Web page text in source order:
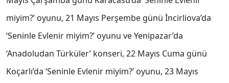
miyim?’ oyunu, 21 Mayıs Perşembe günü İncirliova’da
‘Seninle Evlenir miyim?’ oyunu ve Yenipazar’da
‘Anadoludan Türküler’ konseri, 22 Mayıs Cuma günü
Koçarlı’da ‘Seninle Evlenir miyim?’ oyunu, 23 Mayıs